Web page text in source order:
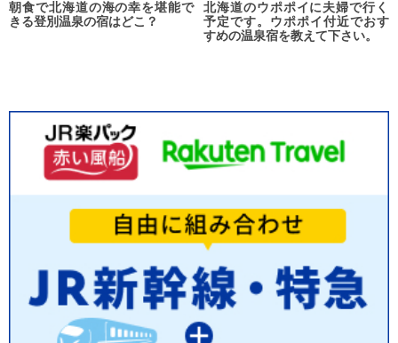
朝食で北海道の海の幸を堪能で
きる登別温泉の宿はどこ？
北海道のウポポイに夫婦で行く
予定です。ウポポイ付近でおす
すめの温泉宿を教えて下さい。